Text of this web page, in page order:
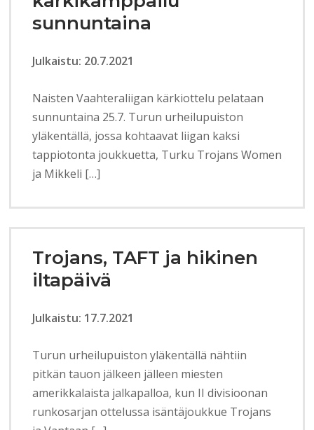
sunnuntaina
Julkaistu: 20.7.2021
Naisten Vaahteraliigan kärkiottelu pelataan
sunnuntaina 25.7. Turun urheilupuiston
yläkentällä, jossa kohtaavat liigan kaksi
tappiotonta joukkuetta, Turku Trojans Women
ja Mikkeli […]
Trojans, TAFT ja hikinen
iltapäivä
Julkaistu: 17.7.2021
Turun urheilupuiston yläkentällä nähtiin
pitkän tauon jälkeen jälleen miesten
amerikkalaista jalkapalloa, kun II divisioonan
runkosarjan ottelussa isäntäjoukkue Trojans